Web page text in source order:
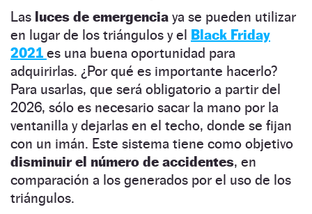
Las luces de emergencia ya se pueden utilizar
en lugar de los triángulos y el Black Friday
2021 es una buena oportunidad para
adquirirlas. ¿Por qué es importante hacerlo?
Para usarlas, que será obligatorio a partir del
2026, sólo es necesario sacar la mano por la
ventanilla y dejarlas en el techo, donde se fijan
con un imán. Este sistema tiene como objetivo
disminuir el número de accidentes, en
comparación a los generados por el uso de los
triángulos.